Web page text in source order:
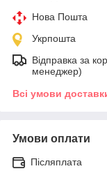
Нова Пошта
Укрпошта
Відправка за
менеджер)
Всі умови
Умови оплати
Післяплата